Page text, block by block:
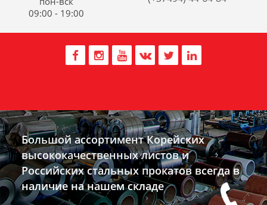
09:00 - 19:00
Большой ассортимент Корейских
высококачественных листов и
Российских стальных прокатов всегда в
наличие на нашем складе